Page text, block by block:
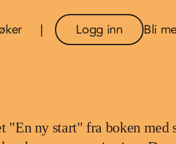
Logg inn Bli
"En ny start" fra boken med